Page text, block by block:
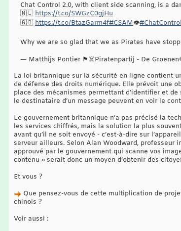
Chat Control 2.0, with client side scanning, is a
🇳🇱 https://t.co/SWGzC0gjHu
🇬🇧 https://t.co/BtazGarm4f#CSAM👁️#ChatControl
Why we are so glad that we as Pirates have
— Matthijs Pontier 🏴☠️Piratenpartij - De
La loi britannique sur la sécurité en ligne contient
de défense des droits numérique. Elle prévoit une
place des mécanismes permettant d’identifier et
le destinataire d’un message peuvent en voir le
Le gouvernement britannique n’a pas précisé la
les services chiffrés, mais la solution la plus
avant qu’il ne soit envoyé - c’est-à-dire sur
serveur ailleurs. Selon Alan Woodward, professeur
approuvé par le gouvernement qui scanne vos
contenu » serait donc un moyen d’obtenir des
Et vous ?
Que pensez-vous de cette multiplication de
chinois ?
Voir aussi :